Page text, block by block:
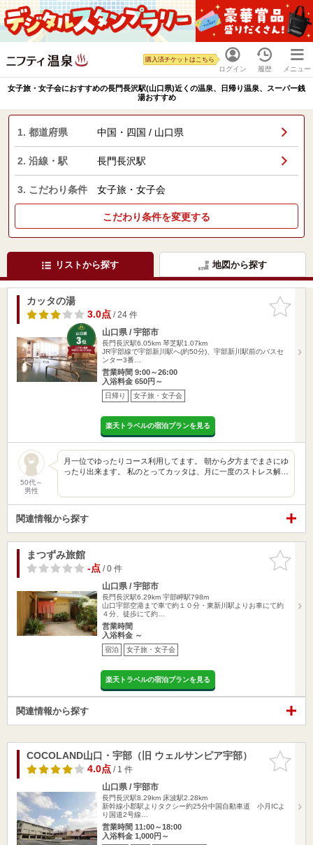
ログイン
購入済チケットはこちら
履歴 メニュー
女子旅・女子会におすすめの長門長沢駅(山口県)近くの温泉、日帰り温泉、スーパー銭
湯おすすめ
1. 都道府県 中国・四国 / 山口県
2. 沿線・駅 長門長沢駅
3. こだわり条件 女子旅・女子会
こだわり条件を変更する
リストから探す 地図から探す
お気に入
りに追加
カッタの湯
3.0点/ 24 件
山口県 / 宇部市
長門長沢駅6.05km 琴芝駅1.07km
JR宇部線で宇部新川駅へ(約50分)、宇部新川駅前のバスセ
ンター3番…
営業時間 9:00～26:00
入浴料金 650円～
日帰り 女子旅・女子会
楽天トラベルの宿泊プランを見る
50代～
男性
月一位でゆったりコース利用してます。 朝から夕方までまさにゆ
ったり出来ます。 私のとってカッタは、月に一度のストレス解…
関連情報から探す
お気に入
りに追加
まつずみ旅館
-点/ 0 件
山口県 / 宇部市
長門長沢駅6.29km 宇部岬駅798m
山口宇部空港まで車で約１０分・東新川駅よりお車にて約
４分、徒歩にて約…
営業時間
入浴料金 ～
宿泊 女子旅・女子会
楽天トラベルの宿泊プランを見る
関連情報から探す
お気に入
りに追加
COCOLAND山口・宇部（旧 ウェルサンピア宇部）
4.0点/ 1 件
山口県 / 宇部市
長門長沢駅8.29km 床波駅2.28km
新幹線小郡駅よりタクシー約25分中国自動車道 小月ICよ
り国道2号線…
営業時間 11:00～18:00
入浴料金 1,000円～